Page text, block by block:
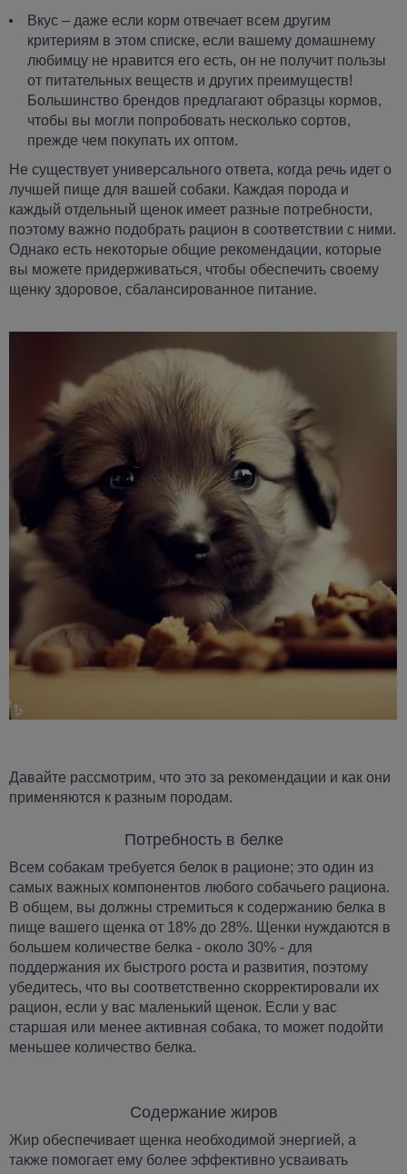
Вкус – даже если корм отвечает всем другим
критериям в этом списке, если вашему домашнему
любимцу не нравится его есть, он не получит пользы
от питательных веществ и других преимуществ!
Большинство брендов предлагают образцы кормов,
чтобы вы могли попробовать несколько сортов,
прежде чем покупать их оптом.
Не существует универсального ответа, когда речь идет о
лучшей пище для вашей собаки. Каждая порода и
каждый отдельный щенок имеет разные потребности,
поэтому важно подобрать рацион в соответствии с ними.
Однако есть некоторые общие рекомендации, которые
вы можете придерживаться, чтобы обеспечить своему
щенку здоровое, сбалансированное питание.
Давайте рассмотрим, что это за рекомендации и как они
применяются к разным породам.
Потребность в белке
Всем собакам требуется белок в рационе; это один из
самых важных компонентов любого собачьего рациона.
В общем, вы должны стремиться к содержанию белка в
пище вашего щенка от 18% до 28%. Щенки нуждаются в
большем количестве белка - около 30% - для
поддержания их быстрого роста и развития, поэтому
убедитесь, что вы соответственно скорректировали их
рацион, если у вас маленький щенок. Если у вас
старшая или менее активная собака, то может подойти
меньшее количество белка.
Содержание жиров
Жир обеспечивает щенка необходимой энергией, а
также помогает ему более эффективно усваивать